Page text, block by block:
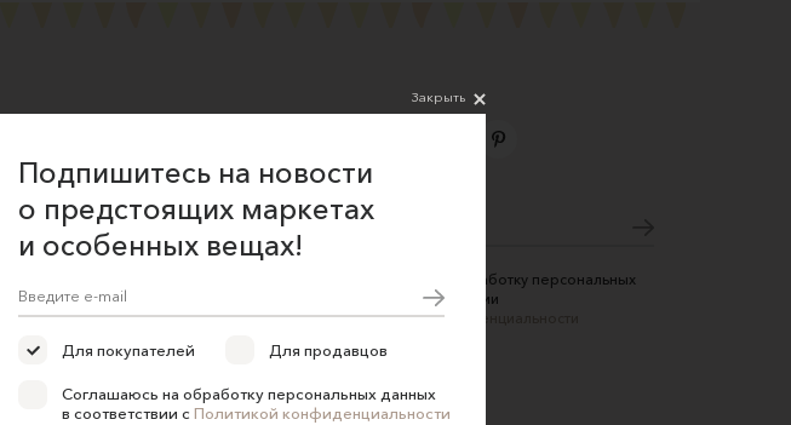
Соглашаюсь на обработку персональных
данных в соответствии
сПолитикой конфиденциальности
Закрыть
Подпишитесь на новости
о предстоящих маркетах
и особенных вещах!
Для покупателей Для продавцов
Соглашаюсь на обработку персональных данных
в соответствии с Политикой конфиденциальности